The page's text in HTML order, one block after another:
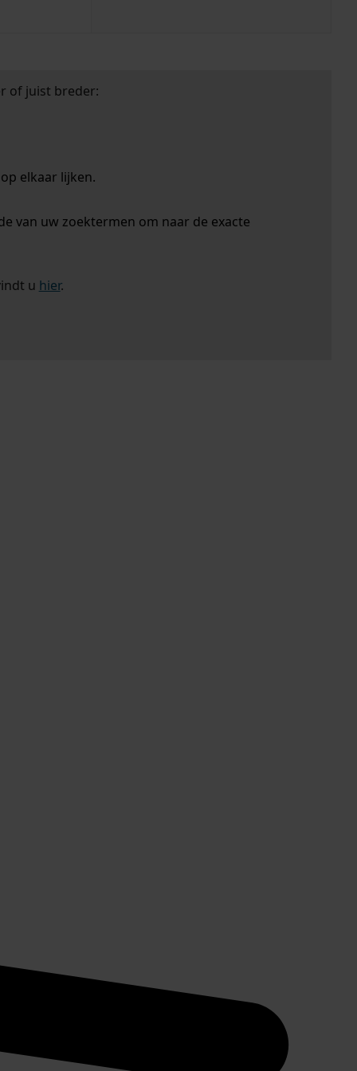
of juist breder:
elkaar lijken.
van uw zoektermen om naar de exacte
u hier.